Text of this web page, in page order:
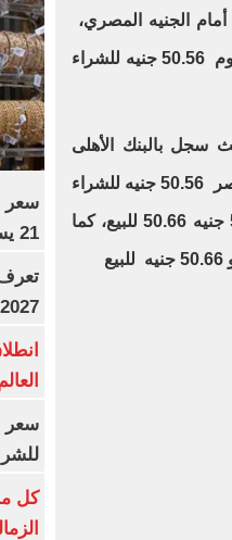
اليوم الخميس 13-2-2025 أمام الجنيه المصري،
اليوم 50.56 جنيه للشراء
سجل بالبنك الأهلى
المصرى 50.57 جنيه للشراء و 50.67 جنيه للبيع ، فى بنك مصر 50.56 جنيه للشراء
و 50.66 للبيع و في بنك القاهرة سجل جنيه للشراء و 50.56 جنيه 50.66 للبيع، كما
21 يسجل 6080 جنيها
سعر
كل